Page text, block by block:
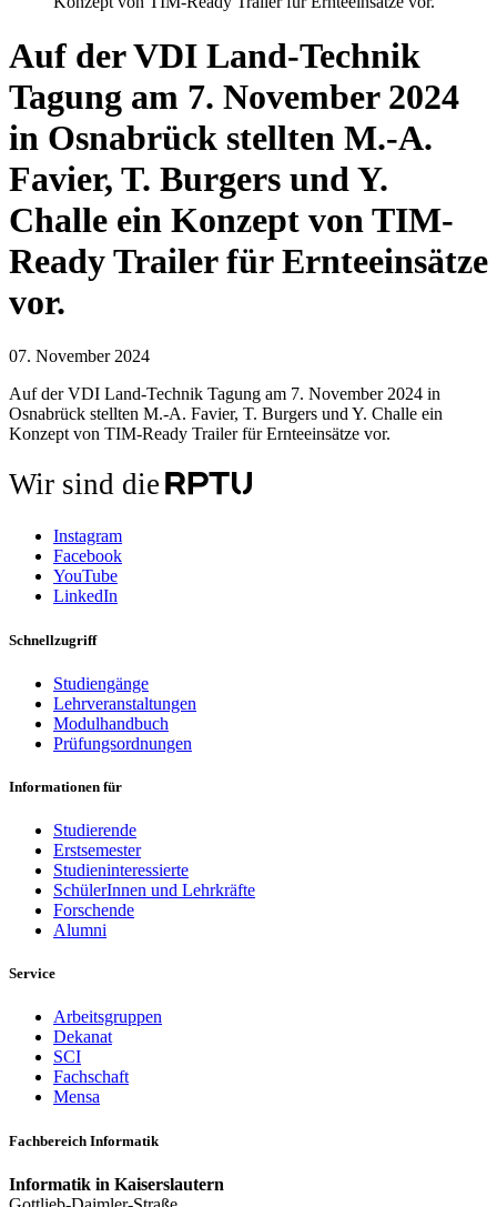
Auf der VDI Land-Technik
Tagung am 7. November 2024
in Osnabrück stellten M.-A.
Favier, T. Burgers und Y.
Challe ein Konzept von TIM-
Ready Trailer für Ernteeinsätze
vor.
07. November 2024
Auf der VDI Land-Technik Tagung am 7. November 2024 in
Osnabrück stellten M.-A. Favier, T. Burgers und Y. Challe ein
Konzept von TIM-Ready Trailer für Ernteeinsätze vor.
Wir sind die
Instagram
Facebook
YouTube
LinkedIn
Schnellzugriff
Studiengänge
Lehrveranstaltungen
Modulhandbuch
Prüfungsordnungen
Informationen für
Studierende
Erstsemester
Studieninteressierte
SchülerInnen und Lehrkräfte
Forschende
Alumni
Service
Arbeitsgruppen
Dekanat
SCI
Fachschaft
Mensa
Fachbereich Informatik
Informatik in Kaiserslautern